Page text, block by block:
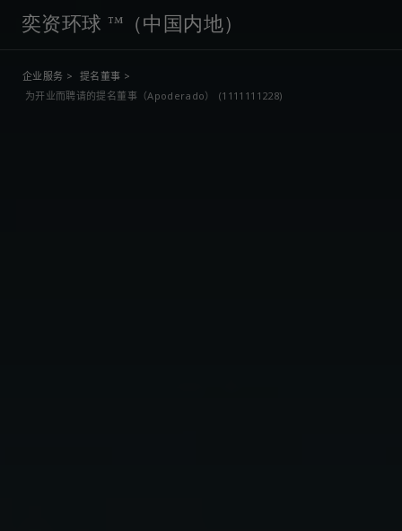
奕资环球 ™（中国内地）
企业服务 >
提名董事 >
为开业而聘请的提名董事（Apoderado） (1111111228)